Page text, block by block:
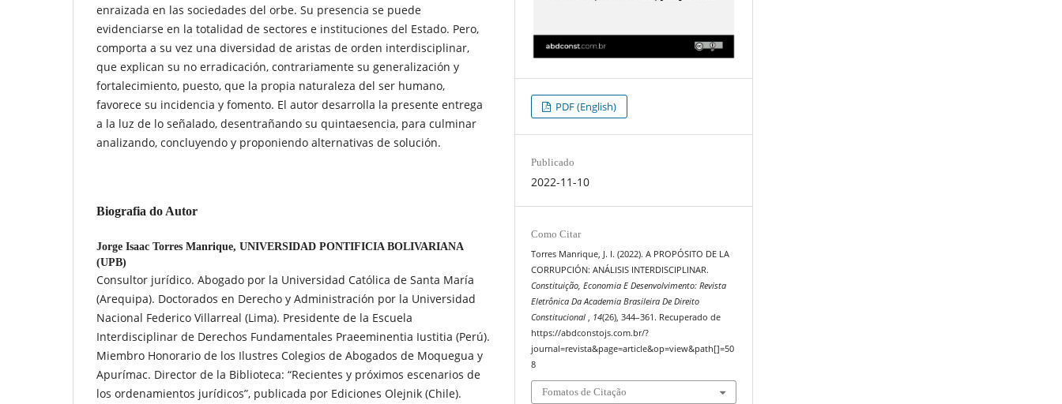
enraizada en las sociedades del orbe. Su presencia se puede
evidenciarse en la totalidad de sectores e instituciones del Estado. Pero,
comporta a su vez una diversidad de aristas de orden interdisciplinar,
que explican su no erradicación, contrariamente su generalización y
fortalecimiento, puesto, que la propia naturaleza del ser humano,
favorece su incidencia y fomento. El autor desarrolla la presente entrega
a la luz de lo señalado, desentrañando su quintaesencia, para culminar
analizando, concluyendo y proponiendo alternativas de solución.
Biografia do Autor
Jorge Isaac Torres Manrique, UNIVERSIDAD PONTIFICIA BOLIVARIANA
(UPB)
Consultor jurídico. Abogado por la Universidad Católica de Santa María
(Arequipa). Doctorados en Derecho y Administración por la Universidad
Nacional Federico Villarreal (Lima). Presidente de la Escuela
Interdisciplinar de Derechos Fundamentales Praeeminentia Iustitia (Perú).
Miembro Honorario de los Ilustres Colegios de Abogados de Moquegua y
Apurímac. Director de la Biblioteca: “Recientes y próximos escenarios de
los ordenamientos jurídicos”, publicada por Ediciones Olejnik (Chile).
PDF (English)
Publicado
2022-11-10
Como Citar
Torres Manrique, J. I. (2022). A PROPÓSITO DE LA
CORRUPCIÓN: ANÁLISIS INTERDISCIPLINAR.
Constituição, Economia E Desenvolvimento: Revista
Eletrônica Da Academia Brasileira De Direito
Constitucional
14(26), 344–361. Recuperado de
https://abdconstojs.com.br/?
journal=revista&page=article&op=view&path[]=50
8
Fomatos de Citação